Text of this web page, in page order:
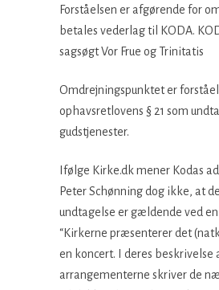
Forståelsen er afgørende for
betales vederlag til KODA.
sagsøgt Vor Frue og Trinitatis
Omdrejningspunktet er
ophavsretlovens § 21 som
gudstjenester.
Ifølge Kirke.dk mener Kodas
Peter Schønning dog ikke, at
undtagelse er gældende ved
“Kirkerne præsenterer det
en koncert. I deres beskrivelse
arrangementerne skriver de